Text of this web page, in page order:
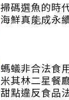
掃碼選魚的時
海鮮真能成永
螞蟻非合法食
米其林二星餐
甜點違反食品